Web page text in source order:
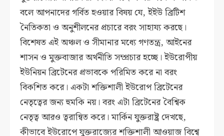
বলে আপনাদের গর্বিত হওয়ার বিষয় যে, ইইউ ব্রিটিশ
নৈতিকতা ও অনুশীলনের প্রচারে বরং সাহায্য করছে।
বিশেষত এই অঞ্চল ও সীমানার মধ্যে গণতন্ত্র, আইনের
শাসন ও মুক্তবাজার অর্থনীতি সম্প্রচার হচ্ছে। ইউরোপীয়
ইউনিয়ন ব্রিটেনের প্রভাবকে পরিমিত করে না বরং
বিকশিত করে। একটা শক্তিশালী ইউরোপ ব্রিটেনের
নেতৃত্বের জন্য হুমকি নয়। বরং এটা ব্রিটেনের বৈশ্বিক
নেতৃত্ব আরও ত্বরান্বিত করে। মার্কিন যুক্তরাষ্ট্র দেখছে,
কীভাবে ইউরোপে যুক্তরাজ্যের শক্তিশালী আওয়াজ বিশ্বে